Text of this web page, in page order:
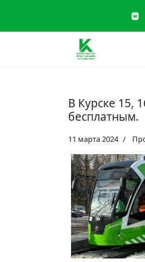
В Курске 15,
бесплатным.
11 марта 2024